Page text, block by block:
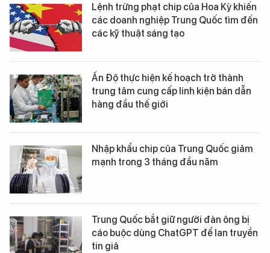
Lệnh trừng phạt chip của Hoa Kỳ khiến
các doanh nghiệp Trung Quốc tìm đến
các kỹ thuật sáng tạo
Ấn Độ thực hiện kế hoạch trở thành
trung tâm cung cấp linh kiện bán dẫn
hàng đầu thế giới
Nhập khẩu chip của Trung Quốc giảm
mạnh trong 3 tháng đầu năm
Trung Quốc bắt giữ người đàn ông bị
cáo buộc dùng ChatGPT để lan truyền
tin giả